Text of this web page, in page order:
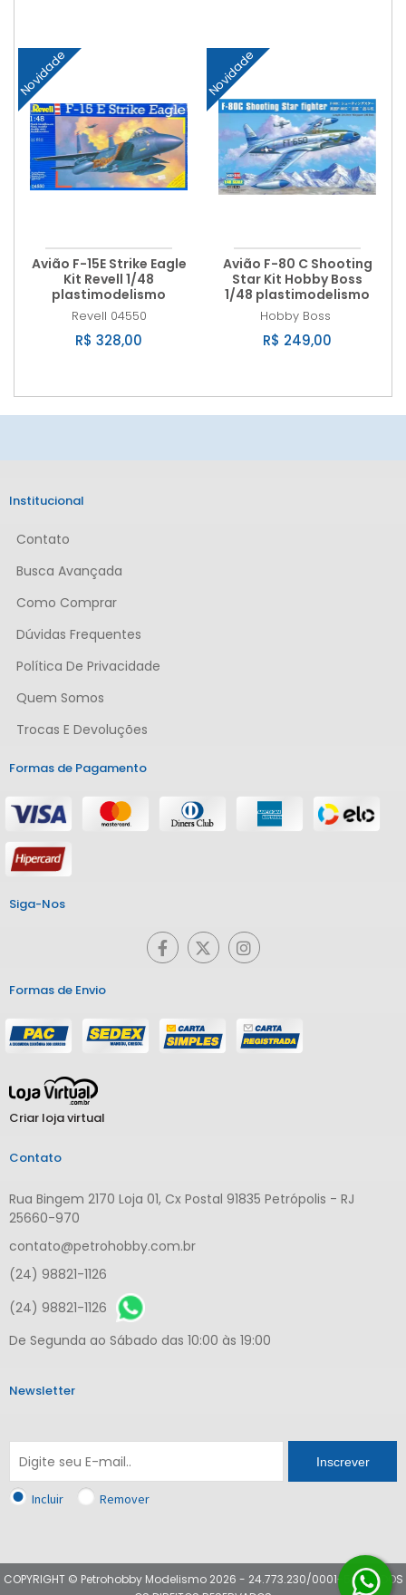
Novidade
Avião F-15E Strike Eagle
Kit Revell 1/48
plastimodelismo
Revell 04550
R$ 328,00
Novidade
Avião F-80 C Shooting
Star Kit Hobby Boss
1/48 plastimodelismo
Hobby Boss
R$ 249,00
Institucional
Contato
Busca Avançada
Como Comprar
Dúvidas Frequentes
Política De Privacidade
Quem Somos
Trocas E Devoluções
Formas de Pagamento
Siga-Nos
Formas de Envio
Criar loja virtual
Contato
Rua Bingem 2170 Loja 01, Cx Postal 91835 Petrópolis - RJ
25660-970
contato@petrohobby.com.br
(24) 98821-1126
(24) 98821-1126
De Segunda ao Sábado das 10:00 às 19:00
Newsletter
Inscrever
Incluir Remover
COPYRIGHT © Petrohobby Modelismo 2026 - 24.773.230/0001-51 - TODOS